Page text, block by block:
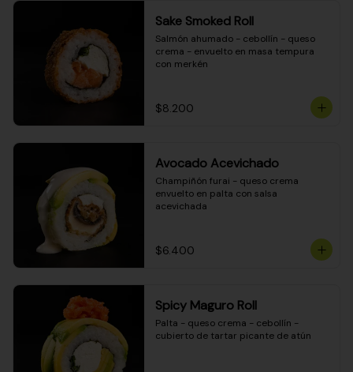
Sake Smoked Roll
Salmón ahumado - cebollín - queso
crema - envuelto en masa tempura
con merkén
$8.200
Avocado Acevichado
Champiñón furai - queso crema
envuelto en palta con salsa
acevichada
$6.400
Spicy Maguro Roll
Palta - queso crema - cebollín -
cubierto de tartar picante de atún